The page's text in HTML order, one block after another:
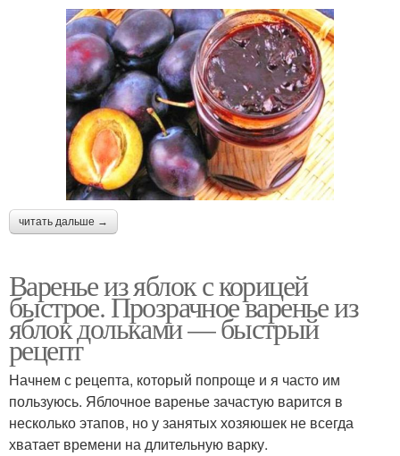
читать дальше →
Варенье из яблок с корицей
быстрое. Прозрачное варенье из
яблок дольками — быстрый
рецепт
Начнем с рецепта, который попроще и я часто им
пользуюсь. Яблочное варенье зачастую варится в
несколько этапов, но у занятых хозяюшек не всегда
хватает времени на длительную варку.